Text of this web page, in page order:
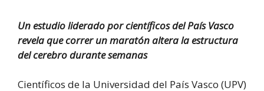
Un estudio liderado por científicos del País Vasco
revela que correr un maratón altera la estructura
del cerebro durante semanas
Científicos de la Universidad del País Vasco (UPV)